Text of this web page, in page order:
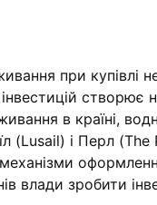
при купівлі
створює
в країні,
(Lusail) і Перл
влади зробити